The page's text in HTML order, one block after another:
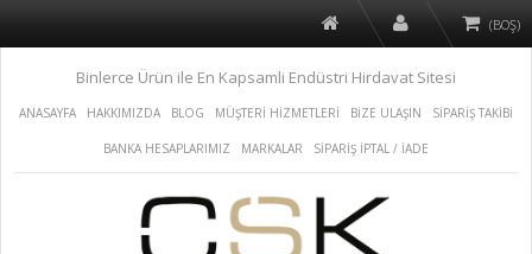
(BOŞ)
Binlerce Ürün ile En Kapsamli Endüstri Hirdavat Sitesi
ANASAYFA HAKKIMIZDA BLOG MÜŞTERİ HİZMETLERİ BİZE ULAŞIN SİPARİŞ TAKİBİ
BANKA HESAPLARIMIZ MARKALAR SİPARİŞ İPTAL / İADE